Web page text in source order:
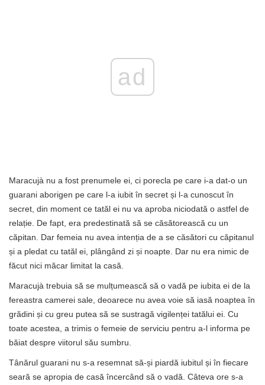
ad
Maracujà nu a fost prenumele ei, ci porecla pe care i-a dat-o un
guarani aborigen pe care l-a iubit în secret și l-a cunoscut în
secret, din moment ce tatăl ei nu va aproba niciodată o astfel de
relație. De fapt, era predestinată să se căsătorească cu un
căpitan. Dar femeia nu avea intenția de a se căsători cu căpitanul
și a pledat cu tatăl ei, plângând zi și noapte. Dar nu era nimic de
făcut nici măcar limitat la casă.
Maracujà trebuia să se mulțumească să o vadă pe iubita ei de la
fereastra camerei sale, deoarece nu avea voie să iasă noaptea în
grădini și cu greu putea să se sustragă vigilenței tatălui ei. Cu
toate acestea, a trimis o femeie de serviciu pentru a-l informa pe
băiat despre viitorul său sumbru.
Tânărul guarani nu s-a resemnat să-și piardă iubitul și în fiecare
seară se apropia de casă încercând să o vadă. Câteva ore s-a